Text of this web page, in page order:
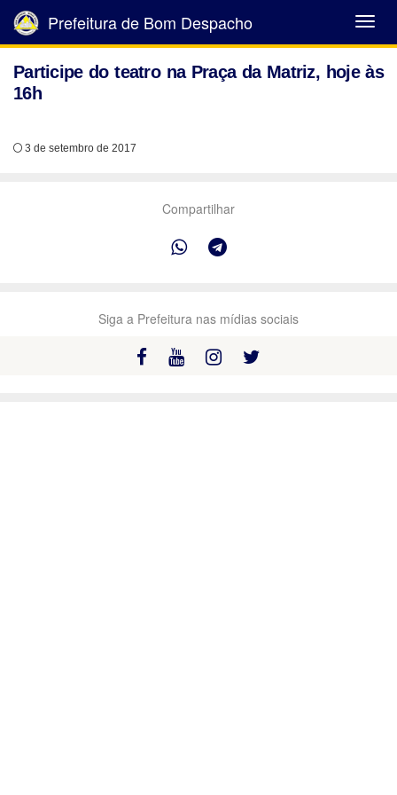
Abrir
Menu
Prefeitura de Bom Despacho
Participe do teatro na Praça da Matriz, hoje às
16h
3 de setembro de 2017
Compartilhar
Siga a Prefeitura nas mídias sociais